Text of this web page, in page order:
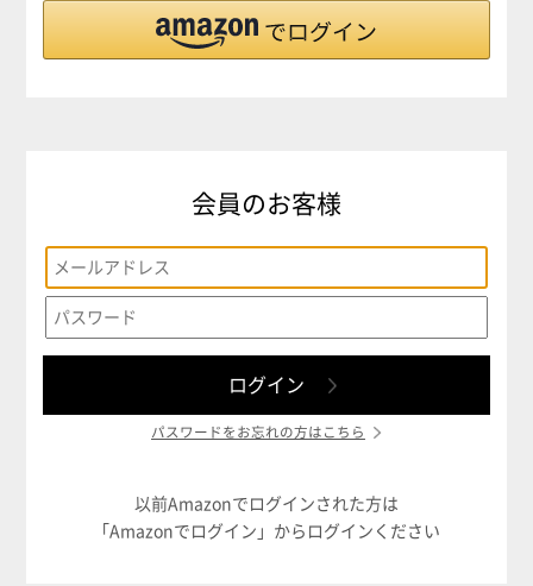
会員のお客様
パスワードをお忘れの方はこちら
以前Amazonでログインされた方は
「Amazonでログイン」からログインください